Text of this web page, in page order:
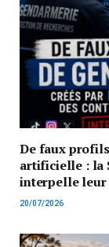
De faux
artificielle : la
interpelle leur
20/07/2026